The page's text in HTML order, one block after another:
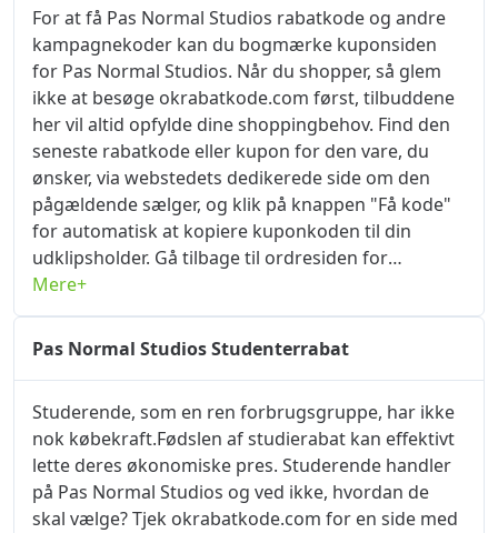
For at få Pas Normal Studios rabatkode og andre
kampagnekoder kan du bogmærke kuponsiden
for Pas Normal Studios. Når du shopper, så glem
ikke at besøge okrabatkode.com først, tilbuddene
her vil altid opfylde dine shoppingbehov. Find den
seneste rabatkode eller kupon for den vare, du
ønsker, via webstedets dedikerede side om den
pågældende sælger, og klik på knappen "Få kode"
for automatisk at kopiere kuponkoden til din
udklipsholder. Gå tilbage til ordresiden for
pasnormalstudios.dk, og klik på Fortsæt. Angiv en
faktureringsadresse, vælg en forsendelsesmetode
og estimeret dato og betalingsoplysninger for at
rabatkode/rabatkode", og prisen på varen vil blive
reduceret med det samme. For at få Pas Normal
Studios rabatkode og andre kampagnekoder kan
du bogmærke kuponsiden for Pas Normal Studios.
Når du shopper, så glem ikke at besøge
Mere+
Pas Normal Studios Studenterrabat
Studerende, som en ren forbrugsgruppe, har ikke
nok købekraft.Fødslen af ​​studierabat kan effektivt
lette deres økonomiske pres. Studerende handler
på Pas Normal Studios og ved ikke, hvordan de
skal vælge? Tjek okrabatkode.com for en side med